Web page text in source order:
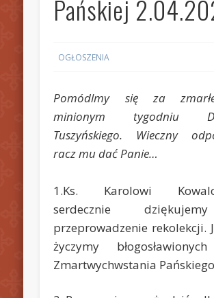
Pańskiej
OGŁOSZENIA
Pomódlmy się za
minionym tygodniu
Tuszyńskiego. Wieczny
racz mu dać Panie…
1.Ks. Karolowi
serdecznie
przeprowadzenie rekolekcji.
życzymy
Zmartwychwstania